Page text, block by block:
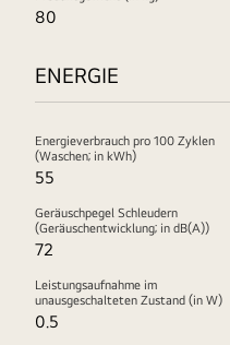
80
ENERGIE
Energieverbrauch pro 100 Zyklen
(Waschen; in kWh)
55
Geräuschpegel Schleudern
(Geräuschentwicklung; in dB(A))
72
Leistungsaufnahme im
unausgeschalteten Zustand (in W)
0.5